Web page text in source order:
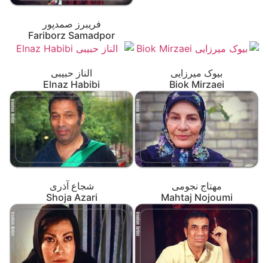
فریبرز صمدپور
Fariborz Samadpor
بیوک میرزایی
Biok Mirzaei
الناز حبیبی
Elnaz Habibi
مهتاج نجومی
Mahtaj Nojoumi
شجاع آذری
Shoja Azari